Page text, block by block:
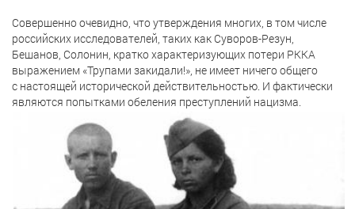
Совершенно очевидно, что утверждения многих, в том числе
российских исследователей, таких как Суворов-Резун,
Бешанов, Солонин, кратко характеризующих потери РККА
выражением «Трупами закидали!», не имеет ничего общего
с настоящей исторической действительностью. И фактически
являются попытками обеления преступлений нацизма.